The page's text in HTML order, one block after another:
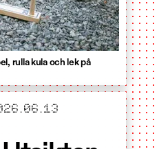
rulla kula och lek på